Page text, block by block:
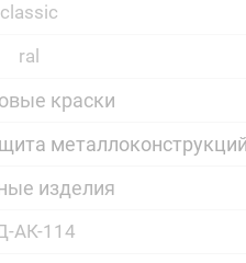
classic
ral
краски
изделия
АК-114